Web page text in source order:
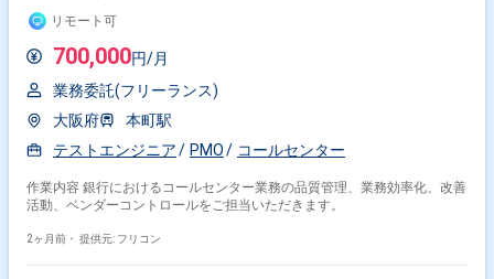
リモート可
700,000円/月
業務委託(フリーランス)
大阪府
本町駅
テストエンジニア
PMO コールセンター
作業内容 銀行におけるコールセンター業務の品質管理、業務効率化、改善
活動、ベンダーコントロールをご担当いただきます。
2ヶ月前・ 提供元: フリコン